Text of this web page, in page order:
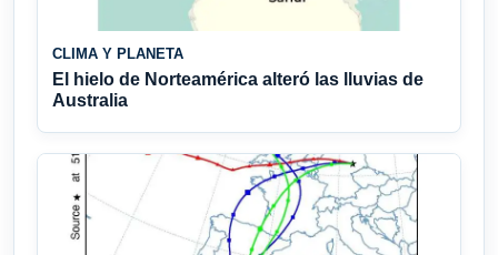
CLIMA Y PLANETA
El hielo de Norteamérica alteró las lluvias de
Australia